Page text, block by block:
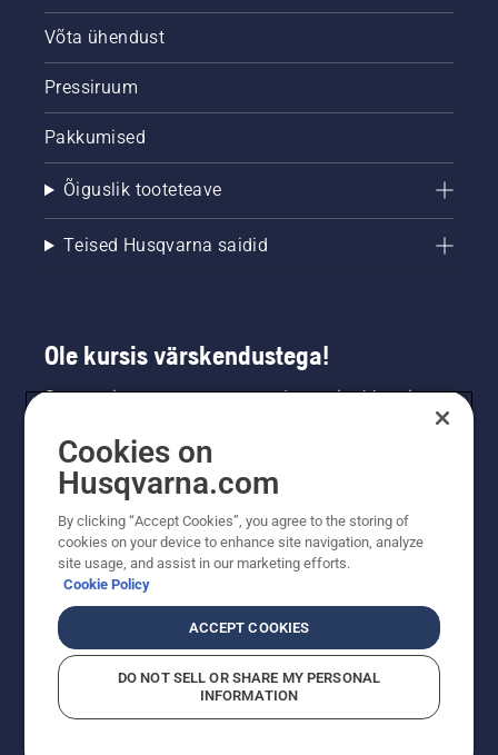
Võta ühendust
Pressiruum
Pakkumised
Õiguslik tooteteave
Teised Husqvarna saidid
Ole kursis värskendustega!
Saa uusimat teavet uute toodete, eripakkumiste
saamiseks siin.
Cookies on
Husqvarna.com
By clicking “Accept Cookies”, you agree to the storing of
cookies on your device to enhance site navigation, analyze
site usage, and assist in our marketing efforts.
Cookie Policy
ACCEPT COOKIES
DO NOT SELL OR SHARE MY PERSONAL
INFORMATION